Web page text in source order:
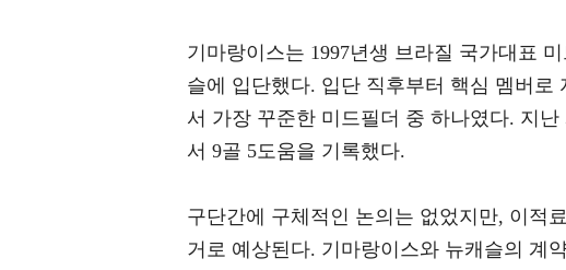
기마랑이스는 1997년생 브라질 국가대표
슬에 입단했다. 입단 직후부터 핵심 멤버로
서 가장 꾸준한 미드필더 중 하나였다. 지
서 9골 5도움을 기록했다.
구단간에 구체적인 논의는 없었지만, 이적
거로 예상된다. 기마랑이스와 뉴캐슬의 계